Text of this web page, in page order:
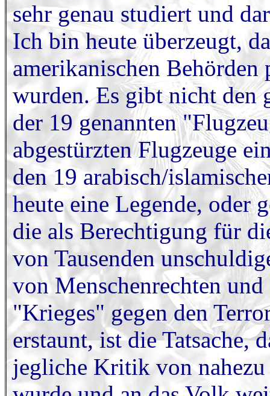
sehr genau studiert und
Ich bin heute überzeugt,
amerikanischen
wurden. Es gibt nicht den
der 19 genannten
abgestürzten Flugzeuge
den 19 arabisch/
heute eine Legende, oder
die als Berechtigung für
von Tausenden
von Menschenrechten
"Krieges" gegen den
erstaunt, ist die Tatsache,
jegliche Kritik von